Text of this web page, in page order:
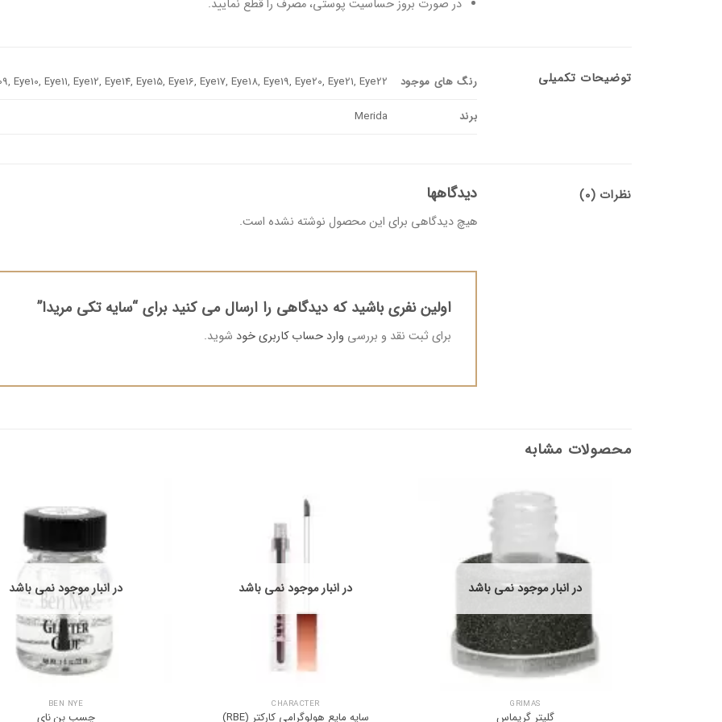
در صورت بروز حساسیت پوستی، مصرف را قطع نمایید.
توضیحات تکمیلی رنگ های موجود Eye11, Eye12, Eye14, Eye15, Eye16, Eye17, Eye18, Eye19, Eye20, Eye21, Eye22
برند Merida
نظرات (0) دیدگاهها
هیچ دیدگاهی برای این محصول نوشته نشده است.
اولین نفری باشید که دیدگاهی را ارسال می کنید برای “سایه تکی مریدا”
برای ثبت نقد و بررسی وارد حساب کاربری خود شوید.
محصولات مشابه
در انبار موجود نمی باشد
GRIMAS
گلیتر گریماس
در انبار موجود نمی باشد
CHARACTER
سایه مایع هولوگرامی کارکتر (RBE)
در انبار موجود نمی باشد
BEN NYE
چسب بن نای